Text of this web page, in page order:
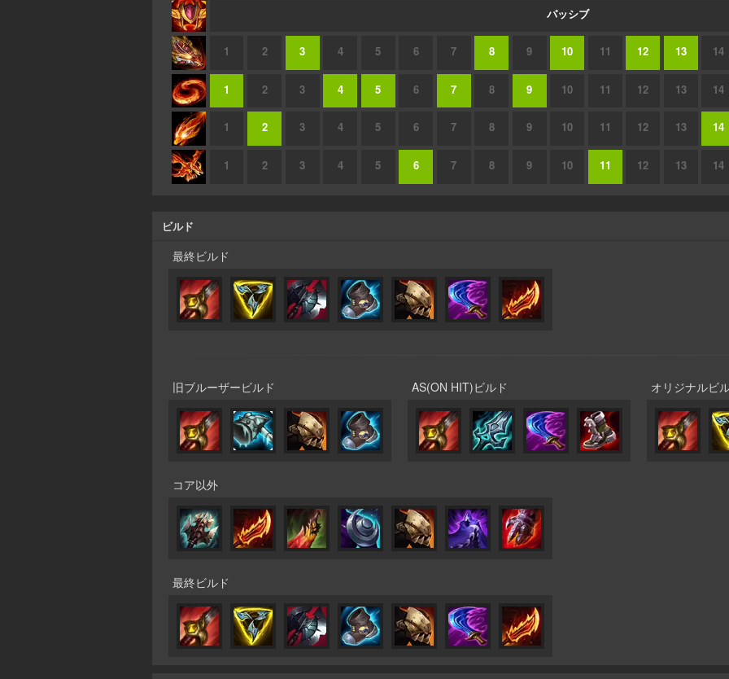
パッシブ
1 2 3 4 5 6 7 8 9 10 11 12 13 14
1 2 3 4 5 6 7 8 9 10 11 12 13 14
1 2 3 4 5 6 7 8 9 10 11 12 13 14
1 2 3 4 5 6 7 8 9 10 11 12 13 14
ビルド
最終ビルド
旧ブルーザービルド AS(ON HIT)ビルド オリジナルビ
コア以外
最終ビルド